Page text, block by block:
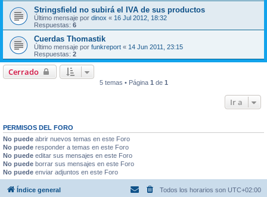
Stringsfield no subirá el IVA de sus productos
Último mensaje por dinox « 16 Jul 2012, 18:32
Respuestas: 6
Cuerdas Thomastik
Último mensaje por funkreport « 14 Jun 2011, 23:15
Respuestas: 2
Cerrado
5 temas • Página 1 de 1
Ir a
PERMISOS DEL FORO
No puede abrir nuevos temas en este Foro
No puede responder a temas en este Foro
No puede editar sus mensajes en este Foro
No puede borrar sus mensajes en este Foro
No puede enviar adjuntos en este Foro
Índice general Todos los horarios son UTC+02:00